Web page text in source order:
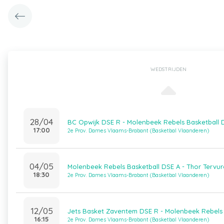
WEDSTRIJDEN
28/04
17:00
BC Opwijk DSE R - Molenbeek Rebels Basketball
2e Prov. Dames Vlaams-Brabant (Basketbal Vlaanderen)
04/05
18:30
Molenbeek Rebels Basketball DSE A - Thor
2e Prov. Dames Vlaams-Brabant (Basketbal Vlaanderen)
12/05
16:15
Jets Basket Zaventem DSE R - Molenbeek Rebels
2e Prov. Dames Vlaams-Brabant (Basketbal Vlaanderen)